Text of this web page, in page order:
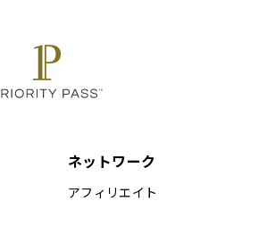
ネットワーク
アフィリエイト